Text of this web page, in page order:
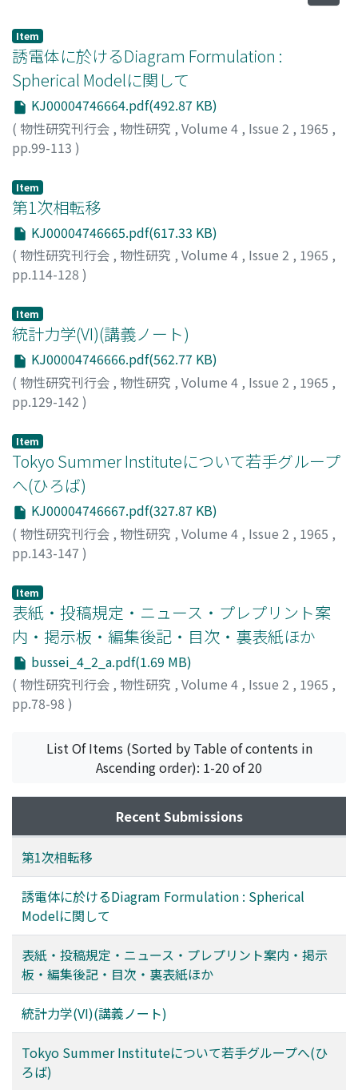
Item
誘電体に於けるDiagram Formulation :
Spherical Modelに関して
KJ00004746664.pdf(492.87 KB)
( 物性研究刊行会 , 物性研究 , Volume 4 , Issue 2 , 1965 ,
pp.99-113 )
Item
第1次相転移
KJ00004746665.pdf(617.33 KB)
( 物性研究刊行会 , 物性研究 , Volume 4 , Issue 2 , 1965 ,
pp.114-128 )
Item
統計力学(VI)(講義ノート)
KJ00004746666.pdf(562.77 KB)
( 物性研究刊行会 , 物性研究 , Volume 4 , Issue 2 , 1965 ,
pp.129-142 )
Item
Tokyo Summer Instituteについて若手グループ
へ(ひろば)
KJ00004746667.pdf(327.87 KB)
( 物性研究刊行会 , 物性研究 , Volume 4 , Issue 2 , 1965 ,
pp.143-147 )
Item
表紙・投稿規定・ニュース・プレプリント案
内・掲示板・編集後記・目次・裏表紙ほか
bussei_4_2_a.pdf(1.69 MB)
( 物性研究刊行会 , 物性研究 , Volume 4 , Issue 2 , 1965 ,
pp.78-98 )
List Of Items (Sorted by Table of contents in
Ascending order): 1-20 of 20
Recent Submissions
第1次相転移
誘電体に於けるDiagram Formulation : Spherical
Modelに関して
表紙・投稿規定・ニュース・プレプリント案内・掲示
板・編集後記・目次・裏表紙ほか
統計力学(VI)(講義ノート)
Tokyo Summer Instituteについて若手グループへ(ひ
ろば)